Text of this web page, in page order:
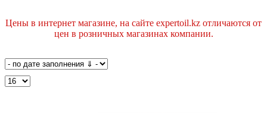
Цены в интернет магазине, на сайте expertoil.kz отличаются от
цен в розничных магазинах компании.